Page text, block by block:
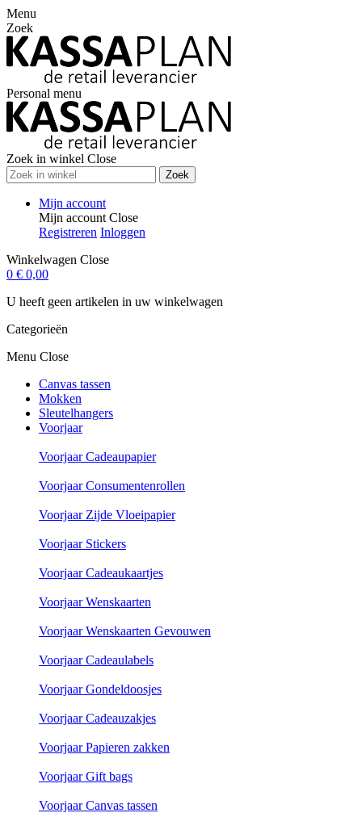
Menu
Zoek
Personal menu
Zoek in winkel Close
Zoek
Mijn account
Mijn account Close
Registreren Inloggen
Winkelwagen Close
0 € 0,00
U heeft geen artikelen in uw winkelwagen
Categorieën
Menu Close
Canvas tassen
Mokken
Sleutelhangers
Voorjaar
Voorjaar Cadeaupapier
Voorjaar Consumentenrollen
Voorjaar Zijde Vloeipapier
Voorjaar Stickers
Voorjaar Cadeaukaartjes
Voorjaar Wenskaarten
Voorjaar Wenskaarten Gevouwen
Voorjaar Cadeaulabels
Voorjaar Gondeldoosjes
Voorjaar Cadeauzakjes
Voorjaar Papieren zakken
Voorjaar Gift bags
Voorjaar Canvas tassen